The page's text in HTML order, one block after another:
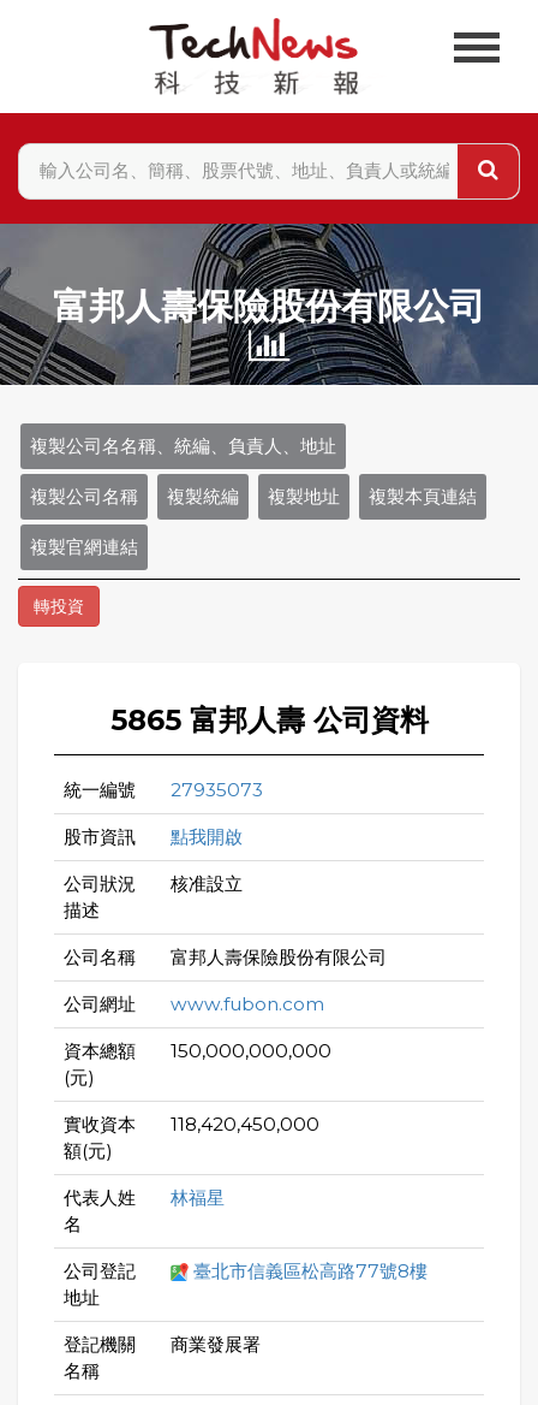
富邦人壽保險股份有限公司
複製公司名名稱、統編、負責人、地址
複製公司名稱 複製統編 複製地址 複製本頁連結
複製官網連結
轉投資
5865 富邦人壽 公司資料
統一編號 27935073
股市資訊 點我開啟
公司狀況
描述
核准設立
公司名稱 富邦人壽保險股份有限公司
公司網址 www.fubon.com
資本總額
(元)
150,000,000,000
實收資本
額(元)
118,420,450,000
代表人姓
名
林福星
公司登記
地址
臺北市信義區松高路77號8樓
登記機關
名稱
商業發展署